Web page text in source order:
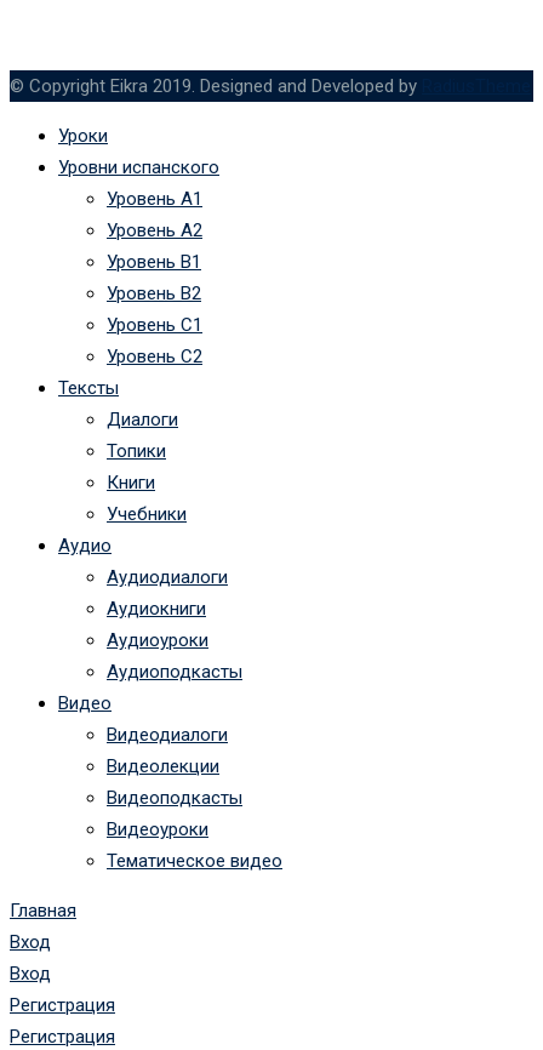
© Copyright Eikra 2019. Designed and Developed by
Уроки
Уровни испанского
Уровень А1
Уровень А2
Уровень B1
Уровень B2
Уровень C1
Уровень C2
Тексты
Диалоги
Топики
Книги
Учебники
Аудио
Аудиодиалоги
Аудиокниги
Аудиоуроки
Аудиоподкасты
Видео
Видеодиалоги
Видеолекции
Видеоподкасты
Видеоуроки
Тематическое видео
Главная
Вход
Вход
Регистрация
Регистрация